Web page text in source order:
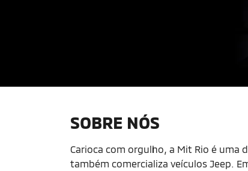
SOBRE NÓS
Carioca com orgulho, a Mit Rio é uma
também comercializa veículos Jeep.